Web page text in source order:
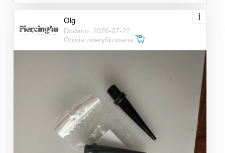
Olg
Dodano: 2026-07-22
Opinia zweryfikowana